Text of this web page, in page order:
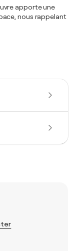
apporte une
nous rappelant